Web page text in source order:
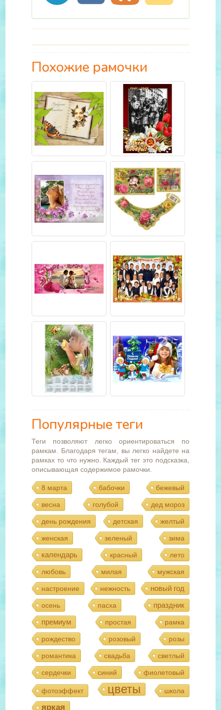
Похожие рамочки
Популярные теги
Теги позволяют легко ориентироваться по
рамкам. Благодаря тегам, вы легко найдете на
рамках то что нужно. Каждый тег это подсказка,
описывающая содержимое рамочки.
8 марта бабочки бежевый
весна голубой дед мороз
день рождения детская желтый
женская зеленый зима
календарь красный лето
любовь милая мужская
настроение нежность новый год
осень пасха
праздник
премиум
простая рамка
рождество розовый розы
романтика свадьба светлый
сердечки синий фиолетовый
фотоэффект цветы школа
яркая